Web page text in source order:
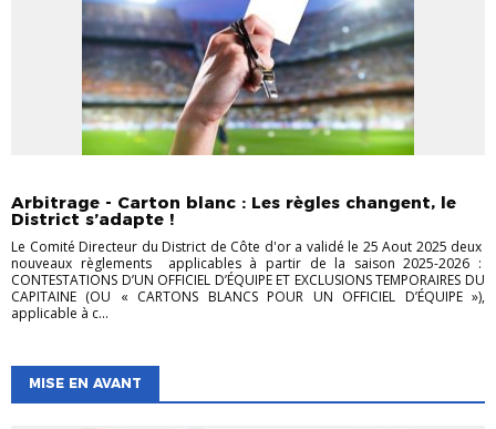
Arbitrage - Carton blanc : Les règles changent, le
District s’adapte !
Le Comité Directeur du District de Côte d'or a validé le 25 Aout 2025 deux
nouveaux règlements applicables à partir de la saison 2025-2026 :
CONTESTATIONS D’UN OFFICIEL D’ÉQUIPE ET EXCLUSIONS TEMPORAIRES DU
CAPITAINE (OU « CARTONS BLANCS POUR UN OFFICIEL D’ÉQUIPE »),
applicable à c...
MISE EN AVANT